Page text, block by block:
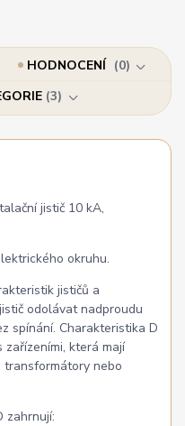
HODNOCENÍ
0
3
jistič 10 kA,
okruhu.
jističů a
odolávat nadproudu
spínání. Charakteristika D
která mají
transformátory nebo
zahrnují: